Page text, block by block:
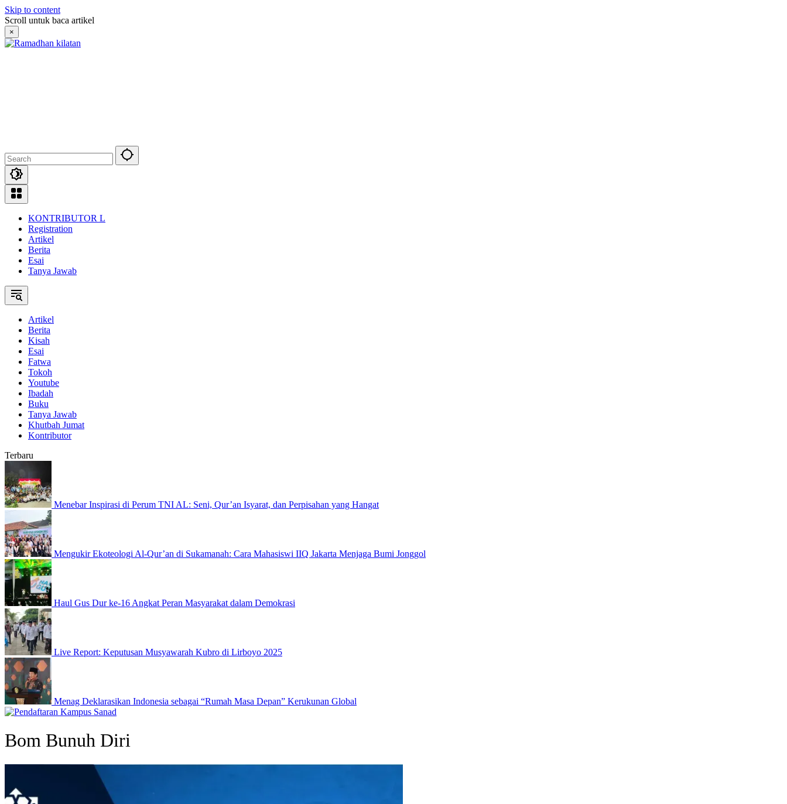
Skip to content
Scroll untuk baca artikel
×
KONTRIBUTOR L
Registration
Artikel
Berita
Esai
Tanya Jawab
Artikel
Berita
Kisah
Esai
Fatwa
Tokoh
Youtube
Ibadah
Buku
Tanya Jawab
Khutbah Jumat
Kontributor
Terbaru
Menebar Inspirasi di Perum TNI AL: Seni, Qur’an Isyarat, dan Perpisahan yang Hangat
Mengukir Ekoteologi Al-Qur’an di Sukamanah: Cara Mahasiswi IIQ Jakarta Menjaga Bumi Jonggol
Haul Gus Dur ke-16 Angkat Peran Masyarakat dalam Demokrasi
Live Report: Keputusan Musyawarah Kubro di Lirboyo 2025
Menag Deklarasikan Indonesia sebagai “Rumah Masa Depan” Kerukunan Global
Bom Bunuh Diri